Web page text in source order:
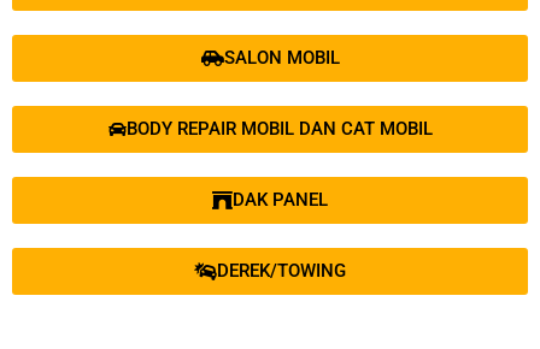
SALON MOBIL
BODY REPAIR MOBIL DAN CAT MOBIL
DAK PANEL
DEREK/TOWING